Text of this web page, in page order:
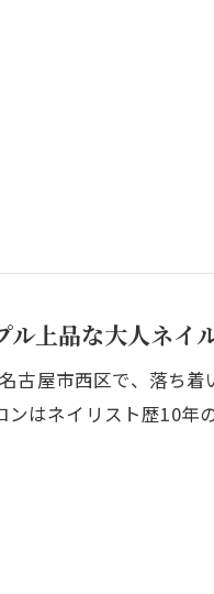
上品な大人ネイ
屋市西区で、落ち着
はネイリスト歴10年